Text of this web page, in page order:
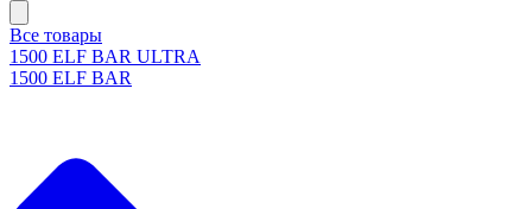
Все товары
1500 ELF BAR ULTRA
1500 ELF BAR